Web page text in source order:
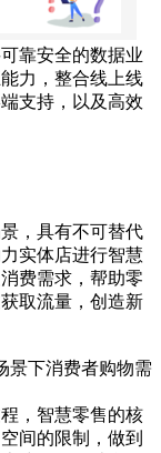
靠安全的数据业
力，整合线上线
支持，以及高效
，具有不可替代
实体店进行智慧
费需求，帮助零
取流量，创造新
景下消费者购物需
，智慧零售的核
间的限制，做到